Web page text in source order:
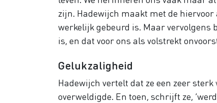
zijn. Hadewijch maakt met de
werkelijk gebeurd is. Maar vervolgens
is, en dat voor ons als volstrekt
Gelukzaligheid
Hadewijch vertelt dat ze een zeer
overweldigde. En toen, schrijft ze,